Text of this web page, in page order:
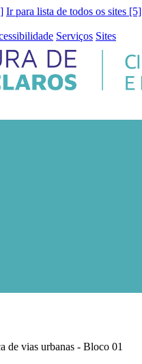
Ir para lista de todos os sites [5]
Serviços Sites
de vias urbanas - Bloco 01